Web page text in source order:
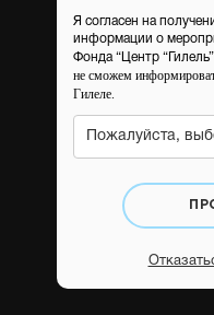
Я согласен на
информации о
Фонда “Центр
не сможем
Гилеле.
Пожалуйста,